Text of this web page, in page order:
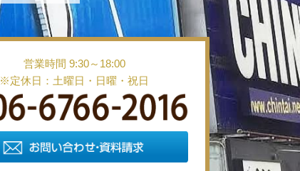
営業時間 9:30～18:00
※定休日：土曜日・日曜・祝日